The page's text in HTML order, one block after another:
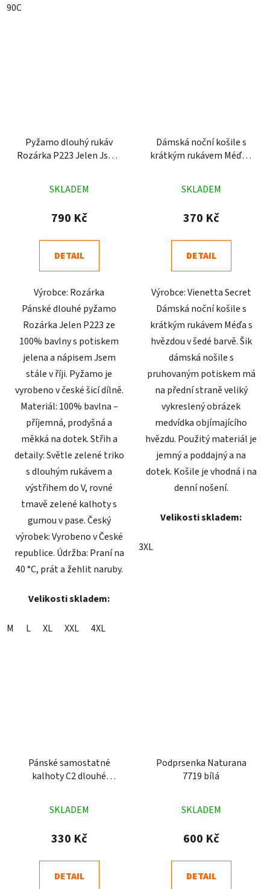
90C
Pyžamo dlouhý rukáv
Rozárka P223 Jelen Jsem
hodnocení
produktu
4,8
z
hvězdiček.
SKLADEM
790 Kč
DETAIL
Výrobce: Rozárka
Pánské dlouhé pyžamo
Rozárka Jelen P223 ze
100% bavlny s potiskem
jelena a nápisem Jsem
stále v říji. Pyžamo je
vyrobeno v české šicí dílně.
Materiál: 100% bavlna –
příjemná, prodyšná a
měkká na dotek. Střih a
detaily: Světle zelené triko
s dlouhým rukávem a
výstřihem do V, rovné
tmavě zelené kalhoty s
gumou v pase. Český
výrobek: Vyrobeno v České
republice. Údržba: Praní na
40 °C, prát a žehlit naruby.
Velikosti skladem:
M L XL XXL 4XL
Dámská noční košile s
krátkým rukávem Méďa s
hodnocení
produktu
4,8
z
hvězdiček.
SKLADEM
370 Kč
DETAIL
Výrobce: Vienetta Secret
Dámská noční košile s
krátkým rukávem Méďa s
hvězdou v šedé barvě. Šik
dámská nošile s
pruhovaným potiskem má
na přední straně veliký
vykreslený obrázek
medvídka objímajícího
hvězdu. Použitý materiál je
jemný a poddajný a na
dotek. Košile je vhodná i na
denní nošení.
Velikosti skladem:
3XL
Pánské samostatné
kalhoty C2 dlouhé
hodnocení
produktu
4,2
z
SKLADEM
330 Kč
DETAIL
Podprsenka Naturana
7719 bílá
hodnocení
produktu
5,0
z
SKLADEM
600 Kč
DETAIL